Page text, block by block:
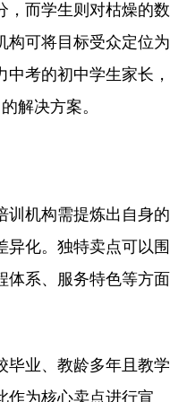
，而学生则对枯燥的数
构可将目标受众定位为
考的初中学生家长，
解决方案。​
训机构需提炼出自身的
异化。独特卖点可以围
体系、服务特色等方面
毕业、教龄多年且教学
作为核心卖点进行宣